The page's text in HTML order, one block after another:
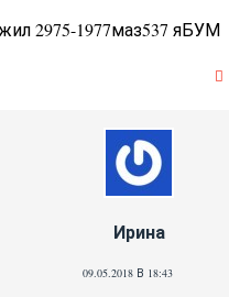
2975-1977маз537 яБУМ
Ирина
09.05.2018 В 18:43